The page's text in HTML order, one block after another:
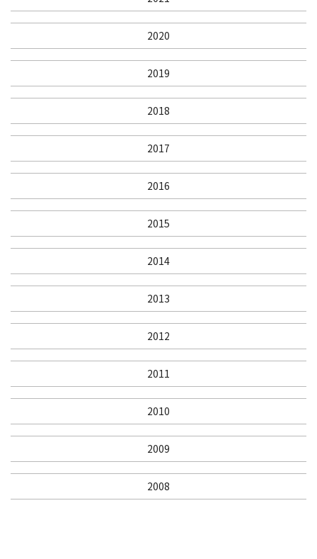
2020
2019
2018
2017
2016
2015
2014
2013
2012
2011
2010
2009
2008